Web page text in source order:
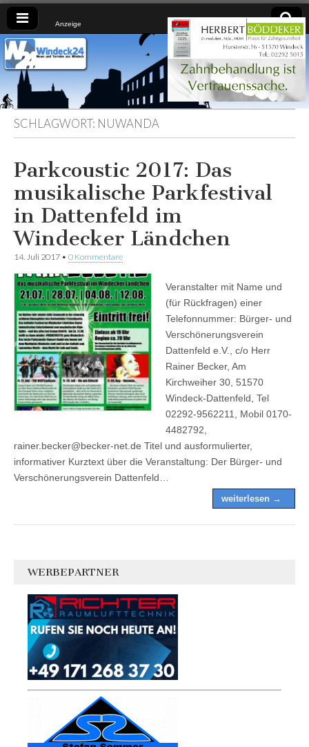
Anzeige
Windeck24
Nachrichten
aus dem
Ländchen
für das
Ländchen
SCHLAGWORT: NUWANDA
Parkcoustic 2017: Das
musikalische Parkfestival
in Dattenfeld im
Windecker Ländchen
14. Juli 2017 • 0 Kommentare
Veranstalter mit Name und
(für Rückfragen) einer
Telefonnummer: Bürger- und
Verschönerungsverein
Dattenfeld e.V., c/o Herr
Rainer Becker, Am
Kirchweiher 30, 51570
Windeck-Dattenfeld, Tel
02292-9562211, Mobil 0170-
4482792,
rainer.becker@becker-net.de Titel und ausformulierter,
informativer Kurztext über die Veranstaltung: Der Bürger- und
Verschönerungsverein Dattenfeld…
weiterlesen →
WERBEPARTNER